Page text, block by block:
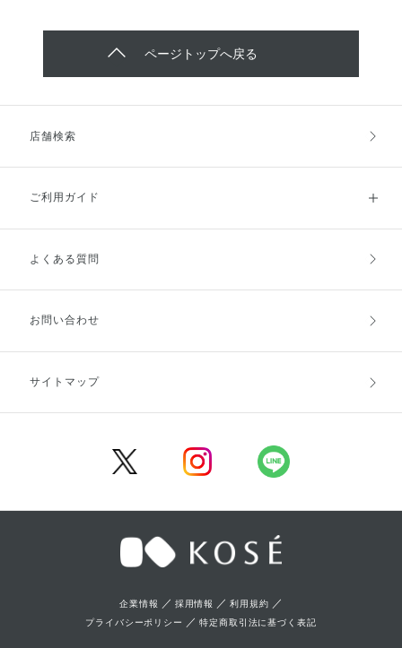
ページトップへ戻る
店舗検索
ご利用ガイド
ご利用ガイドトップ
お支払方法
キャンセル・返品・交換
よくある質問
お問い合わせ
サイトマップ
企業情報 ／ 採用情報 ／利用規約 ／
プライバシーポリシー ／特定商取引法に基づく表記